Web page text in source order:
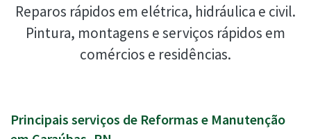
Reparos rápidos em elétrica, hidráulica e civil.
Pintura, montagens e serviços rápidos em
comércios e residências.
Principais serviços de Reformas e Manutenção